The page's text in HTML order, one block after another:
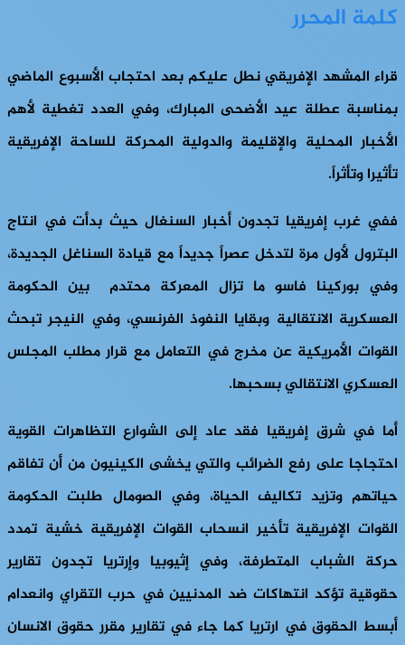
كلمة المحرر
قراء المشهد الإفريقي نطل عليكم بعد احتجاب الأسبوع الماضي
بمناسبة عطلة عيد الأضحى المبارك، وفي العدد تغطية لأهم
الأخبار المحلية والإقليمة والدولية المحركة للساحة الإفريقية
تأثيرا وتأثراً.
ففي غرب إفريقيا تجدون أخبار السنغال حيث بدأت في انتاج
البترول لأول مرة لتدخل عصراً جديداً مع قيادة السناغل الجديدة،
وفي بوركينا فاسو ما تزال المعركة محتدم بين الحكومة
العسكرية الانتقالية وبقايا النفوذ الفرنسي، وفي النيجر تبحث
القوات الأمريكية عن مخرج في التعامل مع قرار مطلب المجلس
العسكري الانتقالي بسحبها.
أما في شرق إفريقيا فقد عاد إلى الشوارع التظاهرات القوية
احتجاجا على رفع الضرائب والتي يخشى الكينيون من أن تفاقم
حياتهم وتزيد تكاليف الحياة، وفي الصومال طلبت الحكومة
القوات الإفريقية تأخير انسحاب القوات الإفريقية خشية تمدد
حركة الشباب المتطرفة، وفي إثيوبيا وإرتريا تجدون تقارير
حقوقية تؤكد انتهاكات ضد المدنيين في حرب التقراي وانعدام
أبسط الحقوق في ارتريا كما جاء في تقارير مقرر حقوق الانسان